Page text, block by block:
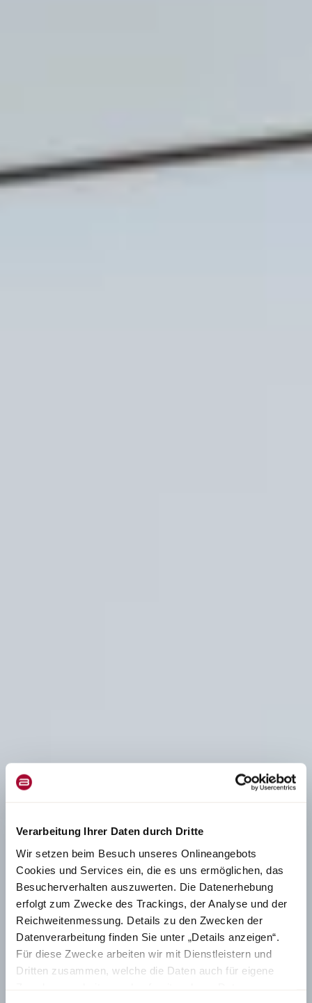
Verarbeitung Ihrer Daten durch Dritte
Wir setzen beim Besuch unseres Onlineangebots
Cookies und Services ein, die es uns ermöglichen, das
Besucherverhalten auszuwerten. Die Datenerhebung
erfolgt zum Zwecke des Trackings, der Analyse und der
Reichweitenmessung. Details zu den Zwecken der
Datenverarbeitung finden Sie unter „Details anzeigen“.
Für diese Zwecke arbeiten wir mit Dienstleistern und
Dritten zusammen, welche die Daten auch für eigene